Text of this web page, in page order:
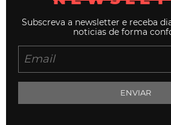
Subscreva a newsletter e receba
noticias de forma
ENVIAR